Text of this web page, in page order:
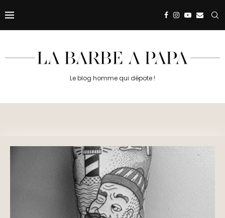
Le blog homme qui dépote !